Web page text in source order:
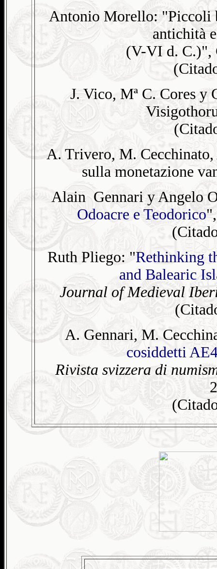
Antonio Morello: "Piccoli
antichità
(V-VI d. C.)",
J. Vico, Mª C. Cores y
A. Trivero, M.
sulla monetazione
Alain Gennari y Angelo
Odoacre e Teodorico
Ruth Pliego: "Rethinking
and Balearic
Journal of Medieval
A. Gennari, M.
cosiddetti
Rivista svizzera di